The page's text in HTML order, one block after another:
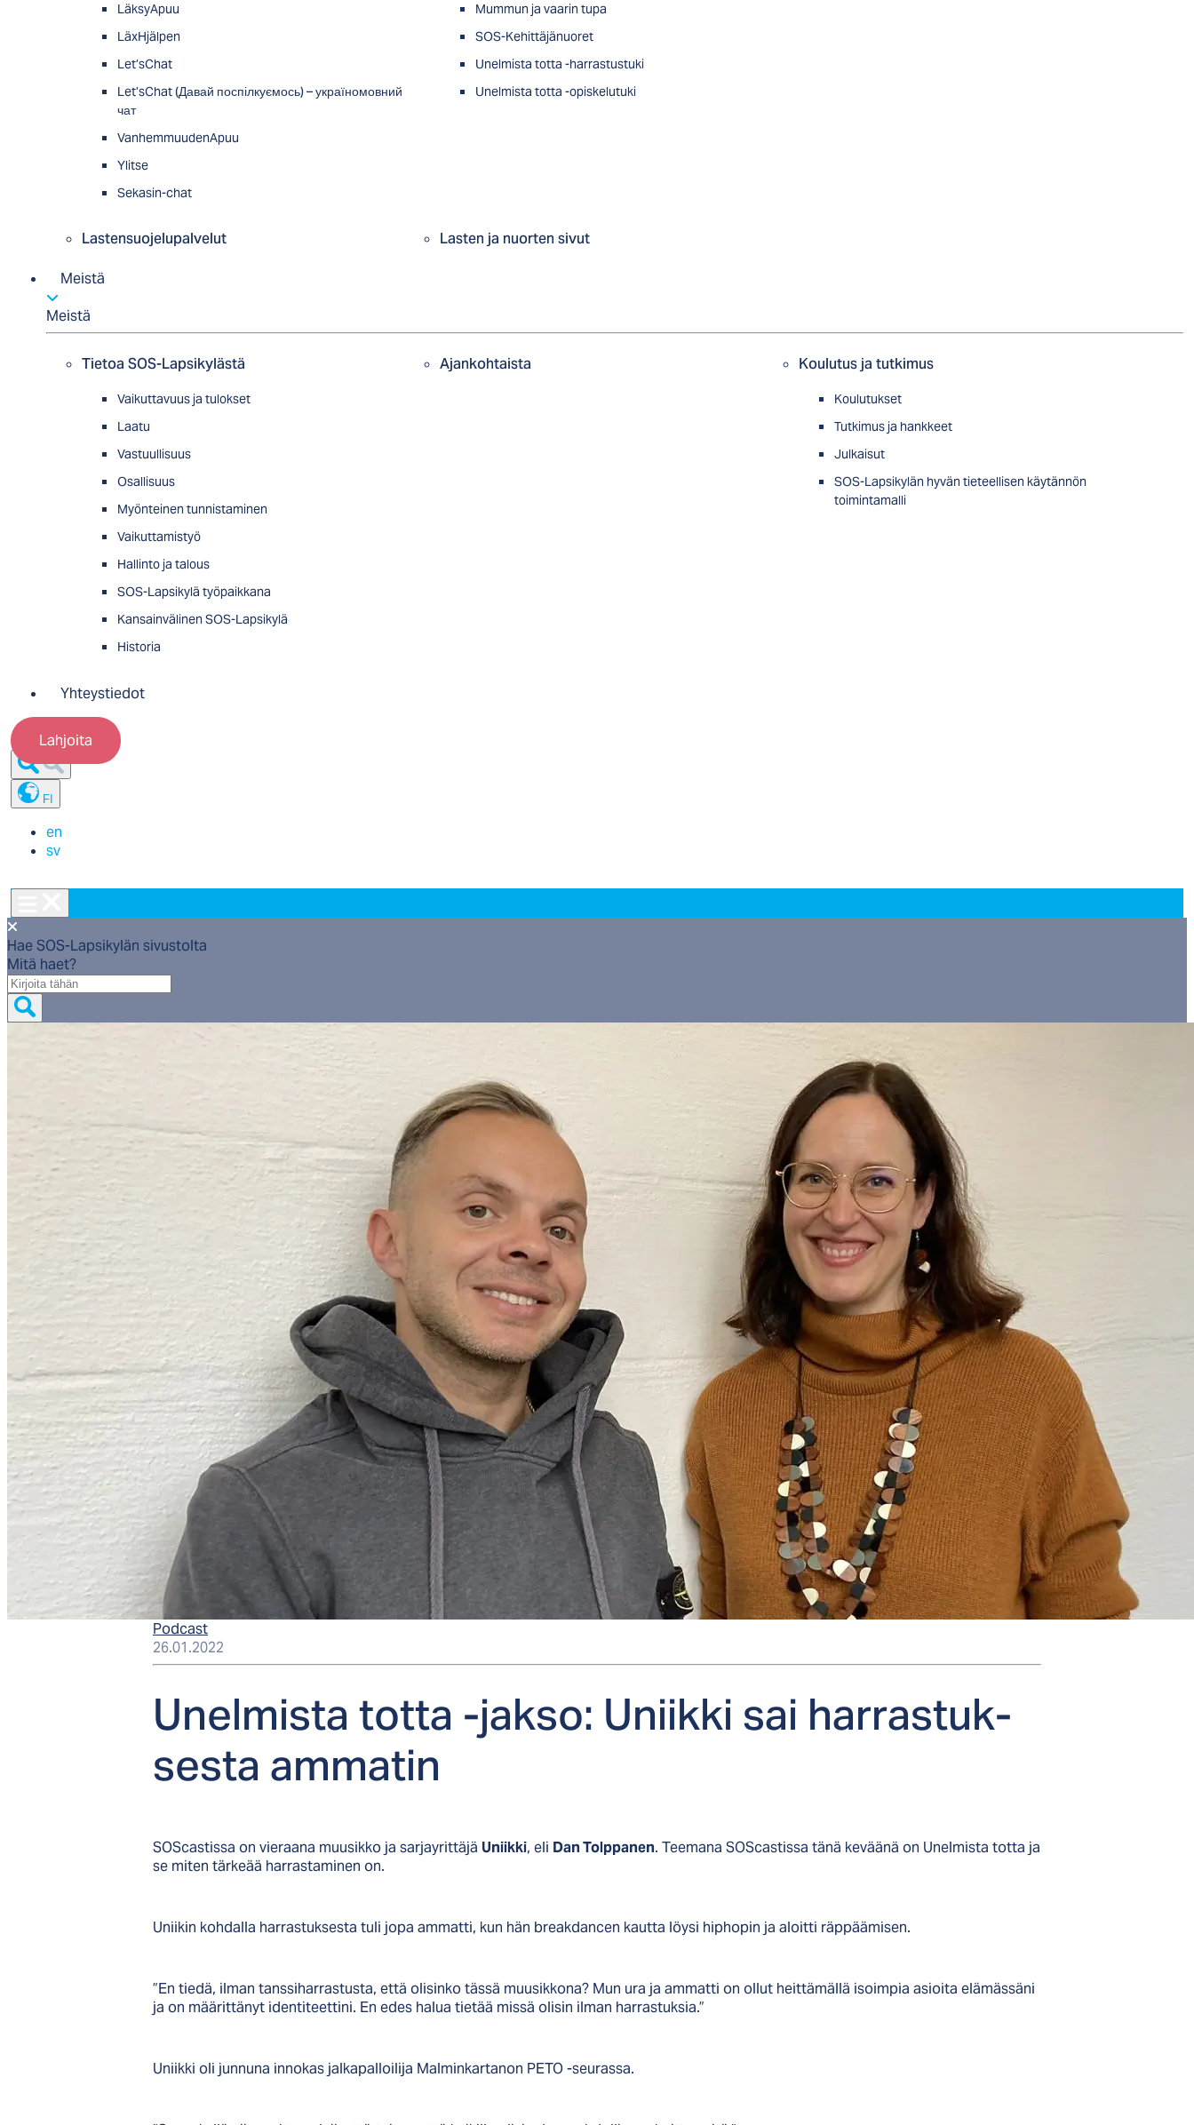
LäksyApuu
LäxHjälpen
Let’sChat
Let’sChat (Давай поспілкуємось) – україномовний
чат
VanhemmuudenApuu
Ylitse
Sekasin-chat
Mummun ja vaarin tupa
SOS-Kehittäjänuoret
Unelmista totta -harrastustuki
Unelmista totta -opiskelutuki
Lastensuojelupalvelut Lasten ja nuorten sivut
Meistä
Meistä
Tietoa SOS-Lapsikylästä
Vaikuttavuus ja tulokset
Laatu
Vastuullisuus
Osallisuus
Myön­tei­nen tun­nis­ta­minen
Vaikuttamistyö
Hallinto ja talous
SOS-Lapsikylä työpaikkana
Kansainvälinen SOS-Lapsikylä
Historia
Ajankohtaista Koulutus ja tutkimus
Koulutukset
Tutkimus ja hankkeet
Julkaisut
SOS-Lapsikylän hyvän tieteellisen käytännön
toimintamalli
Yhteystiedot
Lahjoita
FI
en
sv
Hae SOS-Lapsikylän sivustolta
Mitä haet?
Mitä
haet?
Podcast
26.01.2022
Unel­mis­ta tot­ta -jak­so: Uniik­ki sai har­ras­tuk­
ses­ta am­ma­tin
SOScastissa on vieraana muusikko ja sarjayrittäjä Uniikki, eli Dan Tolppanen. Teemana SOScastissa tänä keväänä on Unelmista totta ja
se miten tärkeää harrastaminen on.
Uniikin kohdalla harrastuksesta tuli jopa ammatti, kun hän breakdancen kautta löysi hiphopin ja aloitti räppäämisen.
”En tiedä, ilman tanssiharrastusta, että olisinko tässä muusikkona? Mun ura ja ammatti on ollut heittämällä isoimpia asioita elämässäni
ja on määrittänyt identiteettini. En edes halua tietää missä olisin ilman harrastuksia.”
Uniikki oli junnuna innokas jalkapalloilija Malminkartanon PETO -seurassa.